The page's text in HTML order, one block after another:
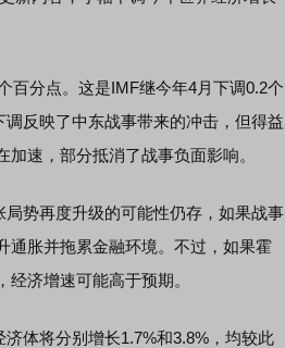
分点。这是IMF继今年4月下调0.2个
反映了中东战事带来的冲击，但得益
速，部分抵消了战事负面影响。
势再度升级的可能性仍存，如果战事
通胀并拖累金融环境。不过，如果霍
济增速可能高于预期。
体将分别增长1.7%和3.8%，均较此